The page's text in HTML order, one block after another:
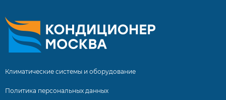
Климатические системы и оборудование
Политика персональных данных